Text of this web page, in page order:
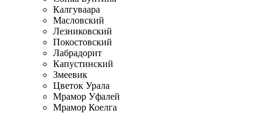
Калгуваара
Масловский
Лезниковский
Покостовский
Лабрадорит
Капустинский
Змеевик
Цветок Урала
Мрамор Уфалей
Мрамор Коелга